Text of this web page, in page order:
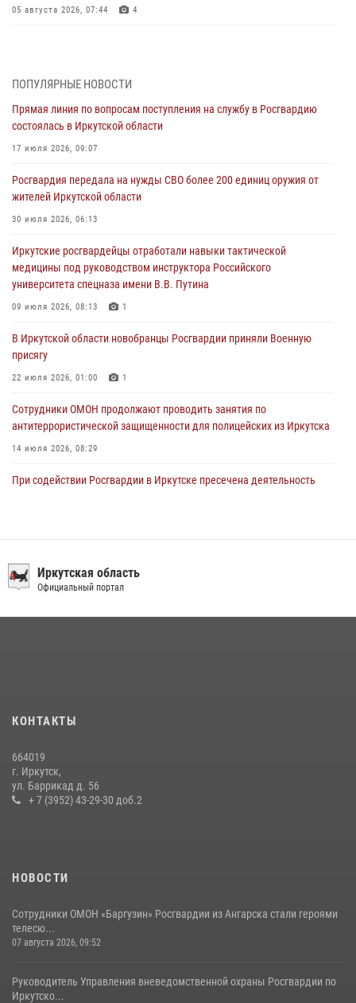
05 августа 2026, 07:44 4
04 августа 2026, 07:14 3
Росгвардейцы потушили загоревшийся автомобиль в Иркутске
03 августа 2026, 04:55
Дню Воздушно-десантных войск в Иркутской области
03 августа 2026, 03:32
сердца к сердцу» (видео)
31 июля 2026, 04:37 1
Сотрудники Росгвардии нашли и вернули родственникам
30 июля 2026, 07:37
ПОПУЛЯРНЫЕ НОВОСТИ
Прямая линия по вопросам поступления на службу в Росгвардию
состоялась в Иркутской области
17 июля 2026, 09:07
Росгвардия передала на нужды СВО более 200 единиц оружия от
жителей Иркутской области
30 июля 2026, 06:13
Иркутские росгвардейцы отработали навыки тактической
медицины под руководством инструктора Российского
университета спецназа имени В.В. Путина
09 июля 2026, 08:13 1
В Иркутской области новобранцы Росгвардии приняли Военную
присягу
22 июля 2026, 01:00 1
Сотрудники ОМОН продолжают проводить занятия по
антитеррористической защищенности для полицейских из Иркутска
14 июля 2026, 08:29
При содействии Росгвардии в Иркутске пресечена деятельность
В Иркутске сотрудники Росгвардии оперативно разыскали
пенсионерку, страдающую потерей памяти
поступления на службу в Росгвардию
Сотрудники СОБР «Байкал» Росгвардии отработали ликвидацию
условных диверсионных групп в различных условиях местности
Иркутская область
Официальный портал
КОНТАКТЫ
664019
г. Иркутск,
ул. Баррикад д. 56
+ 7 (3952) 43-29-30 доб.2
НОВОСТИ
Сотрудники ОМОН «Баргузин» Росгвардии из Ангарска стали героями
телесю...
07 августа 2026, 09:52
Руководитель Управления вневедомственной охраны Росгвардии по
Иркутско...